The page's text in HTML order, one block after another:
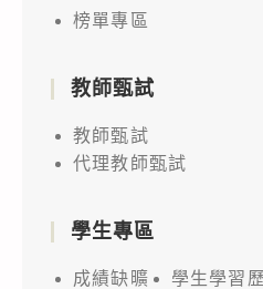
榜單專區
教師甄試
教師甄試
代理教師甄試
學生專區
成績缺曠
學生學習